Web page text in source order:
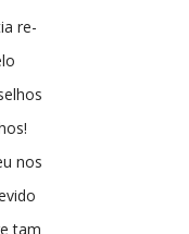
re-
nos
tam